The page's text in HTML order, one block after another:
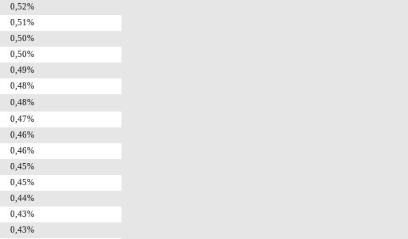
0,52%
0,51%
0,50%
0,50%
0,49%
0,48%
0,48%
0,47%
0,46%
0,46%
0,45%
0,45%
0,44%
0,43%
0,43%